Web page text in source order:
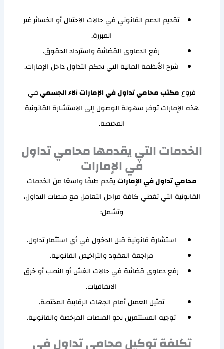
تقديم الدعم القانوني في حالات الاحتيال أو الخسائر غير
المبررة.
رفع الدعاوى القضائية واسترداد الحقوق.
شرح الأنظمة المالية التي تحكم التداول داخل الإمارات.
فروعمكتب محامي تداول في الإمارات آلاء الجسميفي
هذه الإمارات توفر سهولة الوصول إلى الاستشارة القانونية
المختصة.
الخدمات التي يقدمها محامي تداول
في الإمارات
محامي تداول في الإماراتيقدم طيفًا واسعًا من الخدمات
القانونية التي تغطي كافة مراحل التعامل مع منصات التداول،
وتشمل:
استشارة قانونية قبل الدخول في أي استثمار تداول.
مراجعة العقود والتراخيص القانونية.
رفع دعاوى قضائية في حالات الغش أو النصب أو خرق
الاتفاقيات.
تمثيل العميل أمام الجهات الرقابية المختصة.
توجيه المستثمرين نحو المنصات المرخصة والقانونية.
تكلفة توكيل محامي تداول في